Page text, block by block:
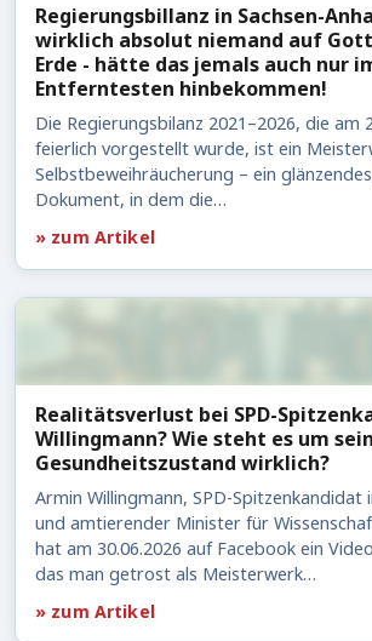
Regierungsbillanz in Sachsen-
wirklich absolut niemand auf
Erde - hätte das jemals auch nur
Entferntesten hinbekommen!
Die Regierungsbilanz 2021–2026, die am
feierlich vorgestellt wurde, ist ein
Selbstbeweihräucherung – ein
Dokument, in dem die…
» zum Artikel
Realitätsverlust bei SPD-
Willingmann? Wie steht es um
Gesundheitszustand wirklich?
Armin Willingmann, SPD-Spitzenkandidat
und amtierender Minister für
hat am 30.06.2026 auf Facebook ein
das man getrost als Meisterwerk…
» zum Artikel